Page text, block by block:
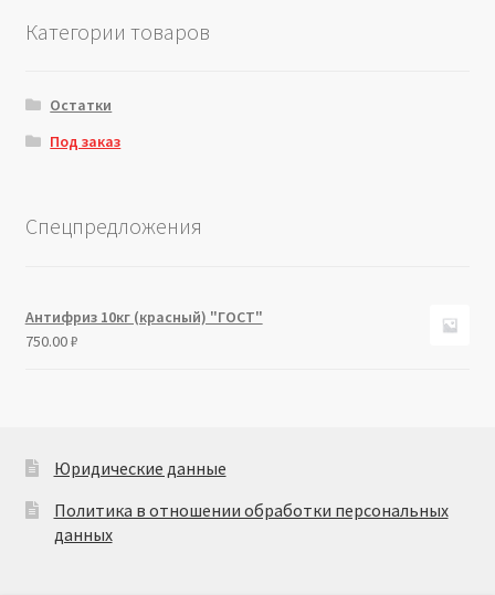
Категории товаров
Остатки
Под заказ
Спецпредложения
Антифриз 10кг (красный) "ГОСТ"
750.00₽
Юридические данные
Политика в отношении обработки персональных
данных